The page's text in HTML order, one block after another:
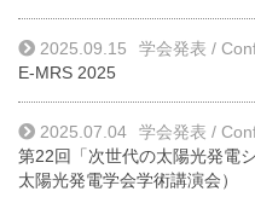
2025.09.15
学会発表 /
E-MRS 2025
2025.07.04
学会発表 /
第22回「次世代の太陽光発電
太陽光発電学会学術講演会）